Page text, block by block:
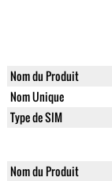
Nom du Produit
Nom Unique
Type de SIM
Nom du Produit